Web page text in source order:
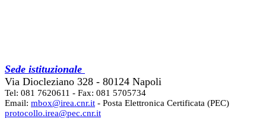
Sede istituzionale
Via Diocleziano 328 - 80124 Napoli
Tel: 081 7620611 - Fax: 081 5705734
Email: mbox@irea.cnr.it - Posta Elettronica Certificata (PEC)
protocollo.irea@pec.cnr.it